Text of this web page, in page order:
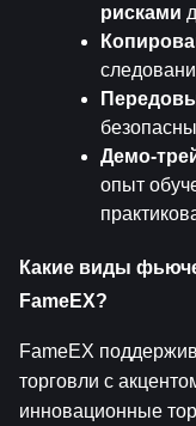
рисками
Демо-
опыт
Какие виды
FameEX?
FameEX
торговли с
инновационные